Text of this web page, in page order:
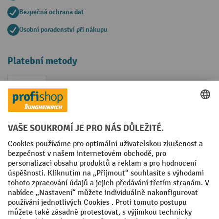
Bezpečná ochrana dat
Osobní poradenství při nákupu
Platební metody
Faktura
Sociální sítě
Facebook
YouTubeLinkedIn
VODP Otisk
Prohlášení o ochraně osobních údajů